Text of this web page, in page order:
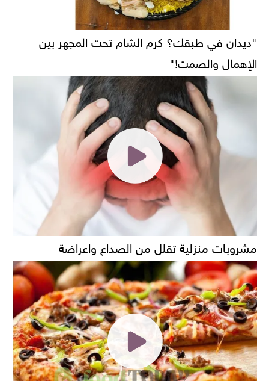
"ديدان في طبقك؟ كرم الشام تحت المجهر بين
الإهمال والصمت!"
مشروبات منزلية تقلل من الصداع واعراضة